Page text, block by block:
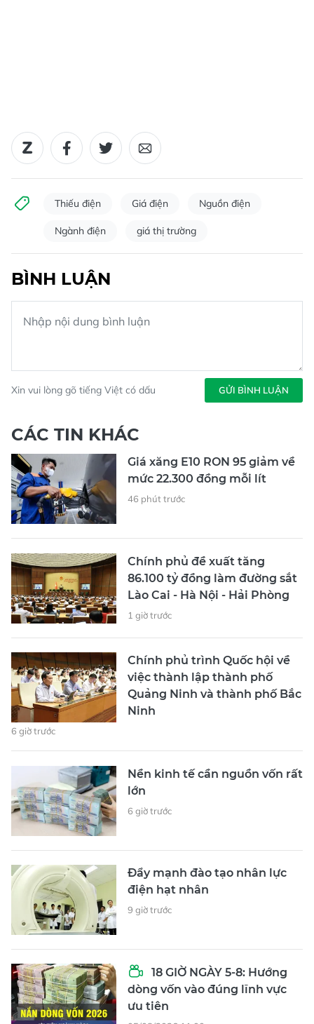
Thiếu điện Giá điện Nguồn điện
Ngành điện giá thị trường
BÌNH LUẬN
Xin vui lòng gõ tiếng Việt có dấu GỬI BÌNH LUẬN
CÁC TIN KHÁC
Giá xăng E10 RON 95 giảm về
mức 22.300 đồng mỗi lít
46 phút trước
Chính phủ đề xuất tăng
86.100 tỷ đồng làm đường sắt
Lào Cai - Hà Nội - Hải Phòng
1 giờ trước
Chính phủ trình Quốc hội về
việc thành lập thành phố
Quảng Ninh và thành phố Bắc
Ninh
6 giờ trước
Nền kinh tế cần nguồn vốn rất
lớn
6 giờ trước
Đẩy mạnh đào tạo nhân lực
điện hạt nhân
9 giờ trước
18 GIỜ NGÀY 5-8: Hướng
dòng vốn vào đúng lĩnh vực
ưu tiên